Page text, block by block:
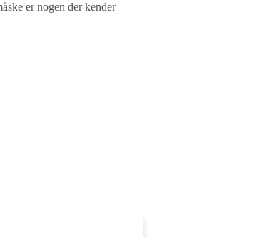
er nogen der kender